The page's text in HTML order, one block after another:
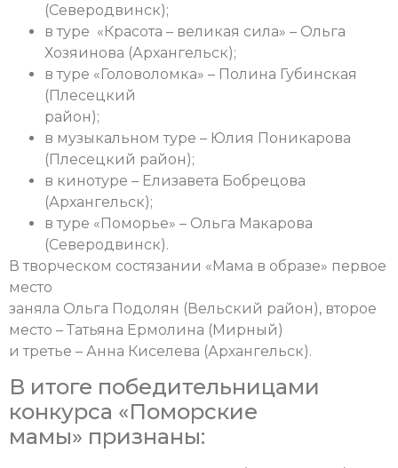
(Северодвинск);
в туре «Красота – великая сила» – Ольга
Хозяинова (Архангельск);
в туре «Головоломка» – Полина Губинская
(Плесецкий
район);
в музыкальном туре – Юлия Поникарова
(Плесецкий район);
в кинотуре – Елизавета Бобрецова
(Архангельск);
в туре «Поморье» – Ольга Макарова
(Северодвинск).
В творческом состязании «Мама в образе» первое
место
заняла Ольга Подолян (Вельский район), второе
место – Татьяна Ермолина (Мирный)
и третье – Анна Киселева (Архангельск).
В итоге победительницами
конкурса «Поморские
мамы» признаны: